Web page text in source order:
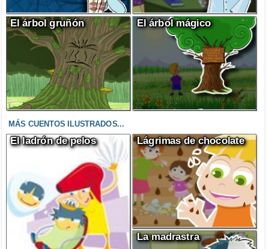
El árbol gruñón El árbol mágico
MÁS CUENTOS ILUSTRADOS...
El ladrón de pelos Lágrimas de chocolate
La madrastra